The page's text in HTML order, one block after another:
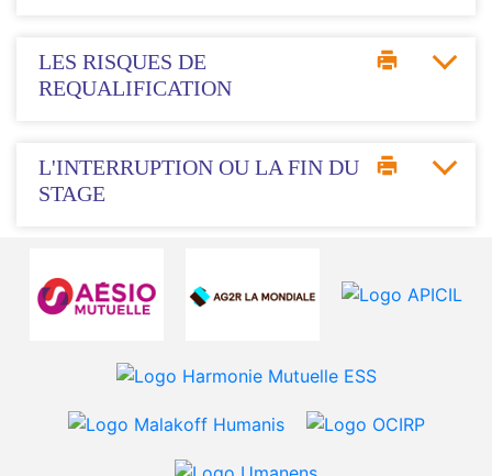
LES RISQUES DE
REQUALIFICATION
L'INTERRUPTION OU LA FIN DU
STAGE